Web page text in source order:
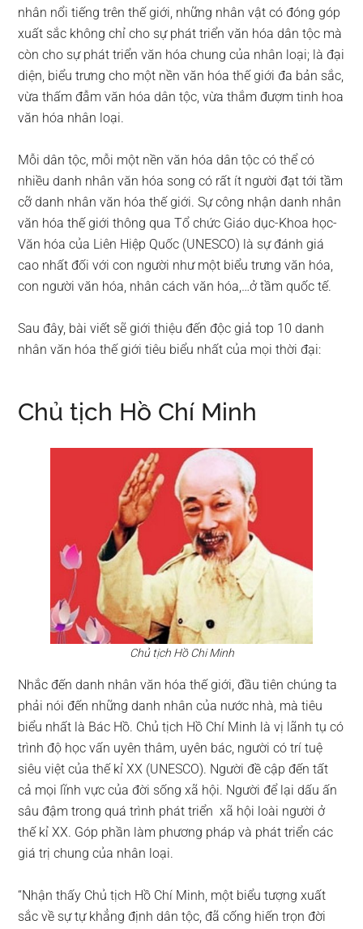
nhân nổi tiếng trên thế giới, những nhân vật có đóng góp
xuất sắc không chỉ cho sự phát triển văn hóa dân tộc mà
còn cho sự phát triển văn hóa chung của nhân loại; là đại
diện, biểu trưng cho một nền văn hóa thế giới đa bản sắc,
vừa thấm đẫm văn hóa dân tộc, vừa thắm đượm tinh hoa
văn hóa nhân loại.
Mỗi dân tộc, mỗi một nền văn hóa dân tộc có thể có
nhiều danh nhân văn hóa song có rất ít người đạt tới tầm
cỡ danh nhân văn hóa thế giới. Sự công nhận danh nhân
văn hóa thế giới thông qua Tổ chức Giáo dục-Khoa học-
Văn hóa của Liên Hiệp Quốc (UNESCO) là sự đánh giá
cao nhất đối với con người như một biểu trưng văn hóa,
con người văn hóa, nhân cách văn hóa,…ở tầm quốc tế.
Sau đây, bài viết sẽ giới thiệu đến độc giả top 10 danh
nhân văn hóa thế giới tiêu biểu nhất của mọi thời đại:
Chủ tịch Hồ Chí Minh
Chủ tịch Hồ Chi Minh
Nhắc đến danh nhân văn hóa thế giới, đầu tiên chúng ta
phải nói đến những danh nhân của nước nhà, mà tiêu
biểu nhất là Bác Hồ. Chủ tịch Hồ Chí Minh là vị lãnh tụ có
trình độ học vấn uyên thâm, uyên bác, người có trí tuệ
siêu việt của thế kỉ XX (UNESCO). Người đề cập đến tất
cả mọi lĩnh vực của đời sống xã hội. Người để lại dấu ấn
sâu đậm trong quá trình phát triển xã hội loài người ở
thế kỉ XX. Góp phần làm phương pháp và phát triển các
giá trị chung của nhân loại.
“Nhận thấy Chủ tịch Hồ Chí Minh, một biểu tượng xuất
sắc về sự tự khẳng định dân tộc, đã cống hiến trọn đời